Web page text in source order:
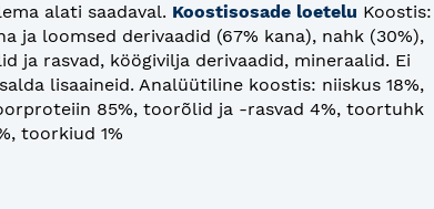
alati saadaval. Koostisosade loetelu Koostis:
ja loomsed derivaadid (67% kana), nahk (30%),
ja rasvad, köögivilja derivaadid, mineraalid. Ei
lisaaineid. Analüütiline koostis: niiskus 18%,
85%, toorõlid ja -rasvad 4%, toortuhk
toorkiud 1%